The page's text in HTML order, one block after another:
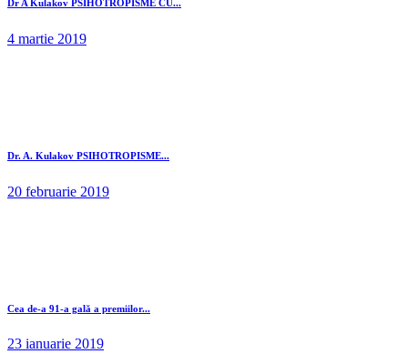
Dr A Kulakov PSIHOTROPISME CU...
4 martie 2019
Dr. A. Kulakov PSIHOTROPISME...
20 februarie 2019
Cea de-a 91-a gală a premiilor...
23 ianuarie 2019